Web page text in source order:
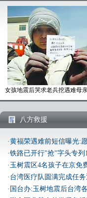
女孩地震后哭求老兵挖遇难母
八方救援
·黄福荣遇难前短信曝光:
·铁路已开行"抢"字头专
·玉树震区4名孩子在京免
·台湾医疗队圆满完成任
·国台办:玉树地震后台湾